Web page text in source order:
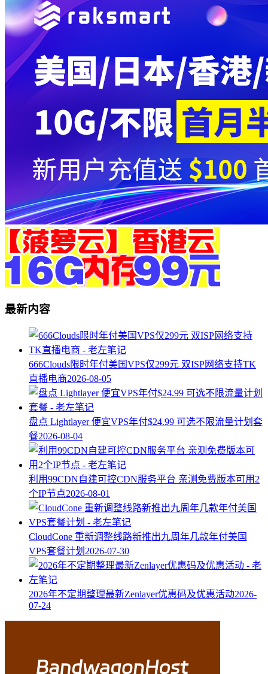
最新内容
666Clouds限时年付美国VPS仅299元 双ISP网络支持TK
直播电商2026-08-05
盘点 Lightlayer 便宜VPS年付$24.99 可选不限流量计划套
餐2026-08-04
利用99CDN自建可控CDN服务平台 亲测免费版本可用2
个IP节点2026-08-01
CloudCone 重新调整线路新推出九周年几款年付美国
VPS套餐计划 2026-07-30
2026年不定期整理最新Zenlayer优惠码及优惠活动2026-
07-24